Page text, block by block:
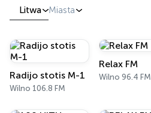
Litwa Miasta
Radijo stotis M-1
Wilno 106.8 FM
Relax FM
Wilno 96.4 FM